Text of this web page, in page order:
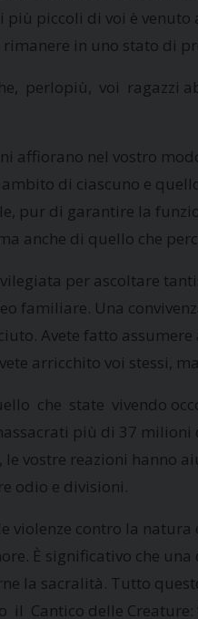
più piccoli di voi è
in uno stato di
perlopiù, voi ragazzi
affiorano nel vostro
di ciascuno e
pur di garantire la
anche di quello che
per ascoltare
familiare. Una
Avete fatto
arricchito voi
che state vivendo
più di 37
vostre reazioni hanno
odio e divisioni.
violenze contro la
È significativo che
la sacralità. Tutto
Cantico delle Creature: